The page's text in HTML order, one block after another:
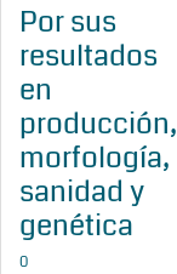
Por sus
resultados
en
producción,
morfología,
sanidad y
genética
0